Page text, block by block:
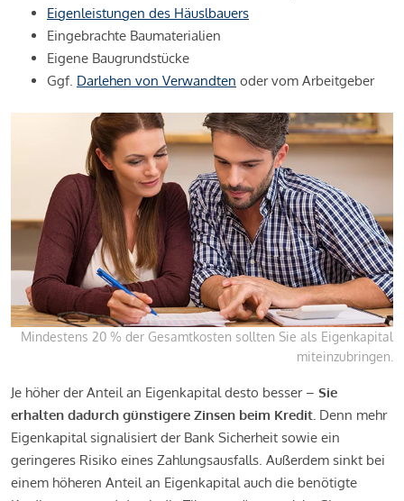
Eigenleistungen des Häuslbauers
Eingebrachte Baumaterialien
Eigene Baugrundstücke
Ggf. Darlehen von Verwandten oder vom Arbeitgeber
Mindestens 20 % der Gesamtkosten sollten Sie als Eigenkapital
miteinzubringen.
Je höher der Anteil an Eigenkapital desto besser – Sie
erhalten dadurch günstigere Zinsen beim Kredit. Denn mehr
Eigenkapital signalisiert der Bank Sicherheit sowie ein
geringeres Risiko eines Zahlungsausfalls. Außerdem sinkt bei
einem höheren Anteil an Eigenkapital auch die benötigte